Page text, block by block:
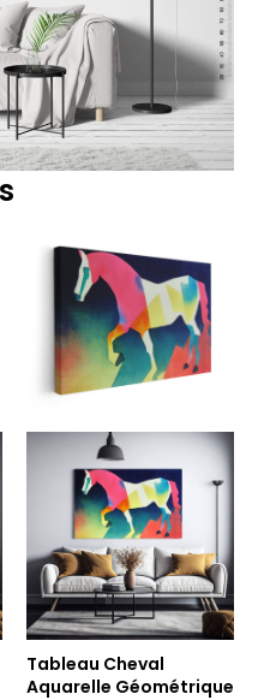
Tableau Cheval
Aquarelle Géométrique
prix :
14.90€
à
219.90€